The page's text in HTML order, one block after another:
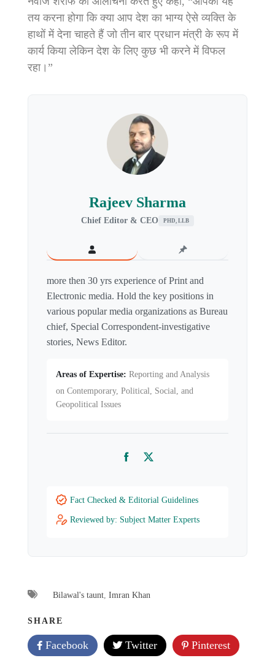
तय करना होगा कि क्या आप देश का भाग्य ऐसे व्यक्ति के
हाथों में देना चाहते हैं जो तीन बार प्रधान मंत्री के रूप में
कार्य किया लेकिन देश के लिए कुछ भी करने में विफल
रहा।”
Rajeev Sharma
Chief Editor & CEO PHD, LLB
more then 30 yrs experience of Print and
Electronic media. Hold the key positions in
various popular media organizations as Bureau
chief, Special Correspondent-investigative
stories, News Editor.
Areas of Expertise: Reporting and Analysis
on Contemporary, Political, Social, and
Geopolitical Issues
FacebookTwitter
Fact Checked & Editorial Guidelines
Reviewed by: Subject Matter Experts
Bilawal's taunt, Imran Khan
SHARE
Facebook Twitter Pinterest